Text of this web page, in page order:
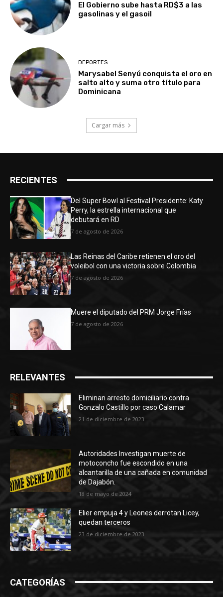
El Gobierno sube hasta RD$3 a las
gasolinas y el gasoil
DEPORTES
Marysabel Senyú conquista el oro en
salto alto y suma otro título para
Dominicana
Cargar más
RECIENTES
Del Super Bowl al Festival Presidente: Katy
Perry, la estrella internacional que
debutará en RD
7 de agosto de 2026
Las Reinas del Caribe retienen el oro del
voleibol con una victoria sobre Colombia
7 de agosto de 2026
Muere el diputado del PRM Jorge Frías
7 de agosto de 2026
RELEVANTES
Eliminan arresto domiciliario contra
Gonzalo Castillo por caso Calamar
21 de diciembre de 2023
Autoridades Investigan muerte de
motoconcho fue escondido en una
alcantarilla de una cañada en comunidad
de Dajabón.
18 de mayo de 2024
Elier empuja 4 y Leones derrotan Licey,
quedan terceros
23 de diciembre de 2023
CATEGORÍAS